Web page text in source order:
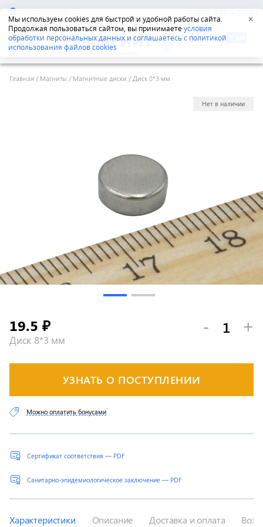
Мы используем cookies для быстрой и удобной работы сайта.
Продолжая пользоваться сайтом, вы принимаетеусловия
обработки персональных данных и соглашаетесь с политикой
использования файлов cookies
✕
Екатеринбург 8-800-555-42-96
Главная /Магниты /Магнитные диски /Диск 8*3 мм
Нет в наличии
Диск 8*3 мм
19.5 ₽ - +
УЗНАТЬ О ПОСТУПЛЕНИИ
Сертификат соответствия — PDF
Санитарно-эпидемиологическое заключение — PDF
Можно оплатить бонусами
Характеристики Описание Доставка и оплата